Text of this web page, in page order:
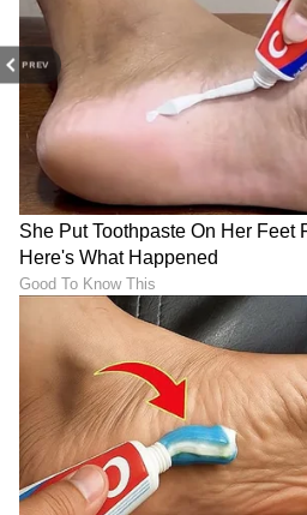
PREV
Image Credit :
ಸಂಪೂರ್ಣ ಕೇನ್ಸ್ ಲುಕ್
'ಕಡಿಮೆಯೇ ಹೆಚ್ಚು' (less is
ಒಟ್ಟಾರೆ ಸ್ಟೈಲಿಂಗ್ ಇತ್ತು.
ಹಿಡಿದು ಮೇಕಪ್‌ವರೆಗೆ, ಆಲಿಯಾ
ಲುಕ್ ಮಾಡರ್ನ್ ಫೇರಿ-ಟೇಲ್
ಸೆರೆಹಿಡಿದಿದೆ.
LATEST VIDEOS